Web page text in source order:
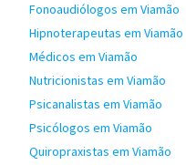
Fonoaudiólogos em Viamão
Hipnoterapeutas em Viamão
Médicos em Viamão
Nutricionistas em Viamão
Psicanalistas em Viamão
Psicólogos em Viamão
Quiropraxistas em Viamão